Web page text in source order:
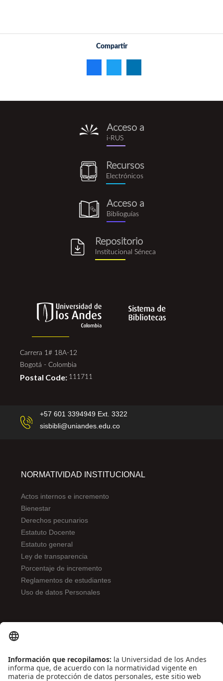
Compartir
i-
rus.png
Acceso a
i-RUS
recursos_electronicos.png
Recursos
Electrónicos
biblioguia.png
Acceso a
Biblioguías
Repositorio
Institucional Séneca
Carrera 1# 18A-12
Bogotá - Colombia
Postal Code: 111711
+57 601 3394949 Ext. 3322
sisbibli@uniandes.edu.co
NORMATIVIDAD INSTITUCIONAL
Actos internos e incremento
Bienestar
Derechos pecunarios
Estatuto Docente
Estatuto general
Ley de transparencia
Porcentaje de incremento
Reglamentos de estudiantes
Uso de datos Personales
Contáctenos
Biblioguías
Preguntas frecuentes